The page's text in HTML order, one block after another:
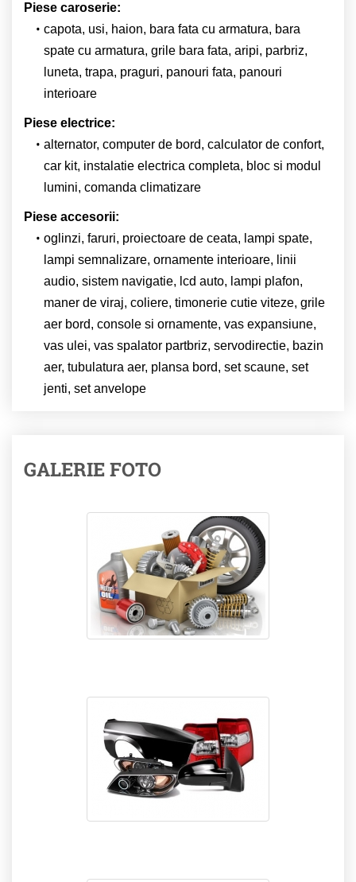
Piese caroserie:
capota, usi, haion, bara fata cu armatura, bara
spate cu armatura, grile bara fata, aripi, parbriz,
luneta, trapa, praguri, panouri fata, panouri
interioare
Piese electrice:
alternator, computer de bord, calculator de confort,
car kit, instalatie electrica completa, bloc si modul
lumini, comanda climatizare
Piese accesorii:
oglinzi, faruri, proiectoare de ceata, lampi spate,
lampi semnalizare, ornamente interioare, linii
audio, sistem navigatie, lcd auto, lampi plafon,
maner de viraj, coliere, timonerie cutie viteze, grile
aer bord, console si ornamente, vas expansiune,
vas ulei, vas spalator partbriz, servodirectie, bazin
aer, tubulatura aer, plansa bord, set scaune, set
jenti, set anvelope
GALERIE FOTO